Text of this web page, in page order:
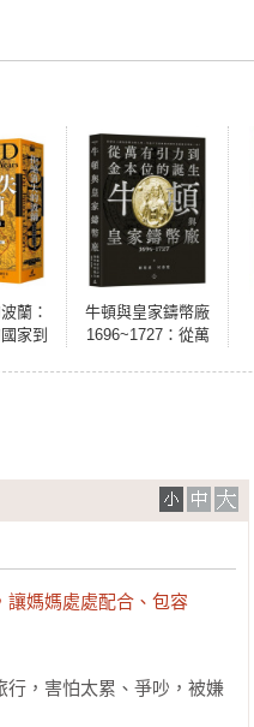
蘭：
家到
牛頓與皇家鑄幣廠
1696~1727：從萬
讓媽媽處處配合、包容
行，害怕太累、爭吵，被嫌